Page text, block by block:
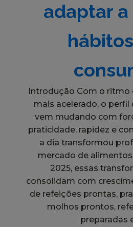
adaptar a
Introdução Com o ritmo
mais acelerado, o
vem mudando com
praticidade, rapidez e
a dia transformou
mercado de
2025, essas
consolidam com
de refeições prontas,
molhos prontos,
preparadas